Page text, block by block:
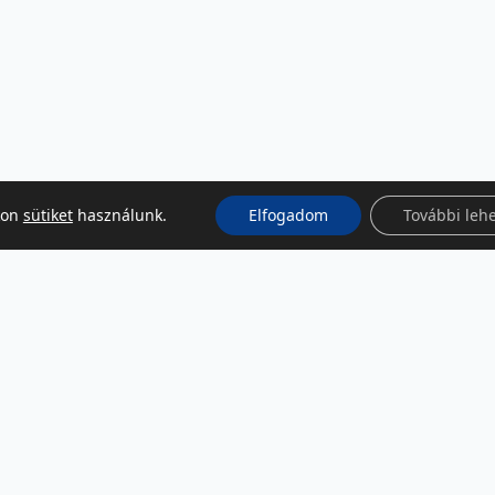
sütikethasználunk. Elfogadom További